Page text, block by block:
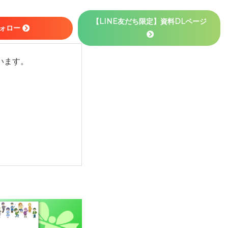
す。
ロー
【LINE友だち限定】資料DLページ